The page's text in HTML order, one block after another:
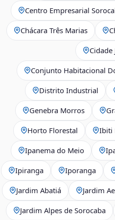
Centro Empresarial
Chácara Três Marias
Cidade
Conjunto Habitacional
Distrito Industrial
Genebra Morros
Horto Florestal Ibiti
Ipanema do Meio
Ipiranga Iporanga
Jardim Abatiá Jardim
Jardim Alpes de Sorocaba